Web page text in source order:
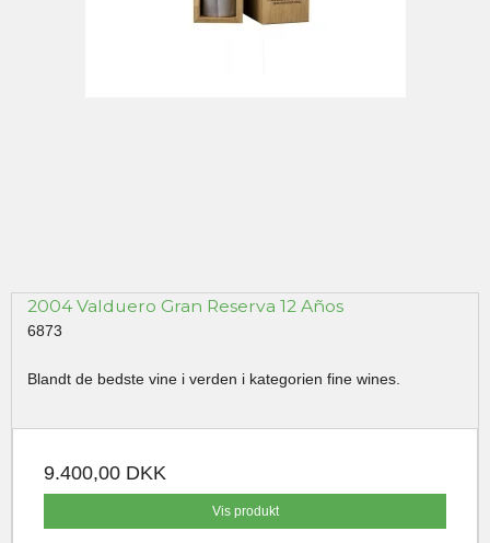
2004 Valduero Gran Reserva 12 Años
6873
Blandt de bedste vine i verden i kategorien fine wines.
9.400,00 DKK
Vis produkt